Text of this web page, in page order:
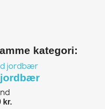
kategori:
jordbær
kr.